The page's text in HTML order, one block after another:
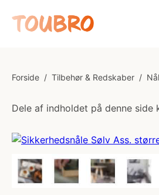
Forside / Tilbehør & Redskaber /
Dele af indholdet på denne